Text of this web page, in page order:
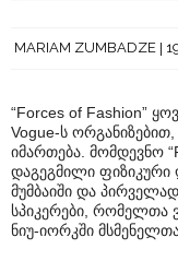
MARIAM ZUMBADZE
“Forces of Fashion”
Vogue-ს
იმართება. მომდევნო
დაგეგმილი ფიზიკური
მუმბაიში და
სპიკერები, რომელთა
ნიუ-იორკში